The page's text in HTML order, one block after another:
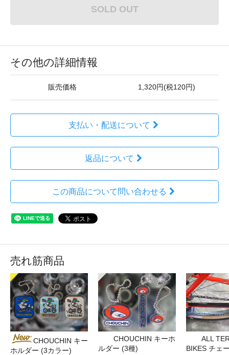
SOLD OUT
その他の詳細情報
販売価格 1,320円(税120円)
支払い・配送について
返品について
この商品について問い合わせる
売れ筋商品
CHOUCHIN キー
ホルダー (3カラー)
CHOUCHIN キーホ
ルダー (3種)
ALL
BIKES チェ